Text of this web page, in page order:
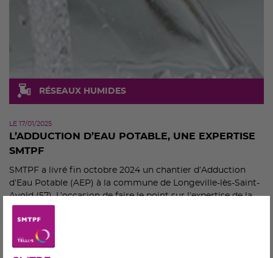
RÉSEAUX HUMIDES
LE 17/01/2025
L’ADDUCTION D’EAU POTABLE, UNE EXPERTISE
SMTPF
SMTPF a livré fin octobre 2024 un chantier d’Adduction
d’Eau Potable (AEP) à la commune de Longeville-lès-Saint-
Avold (57). L’occasion de faire le point sur l’expertise de la
PME basée en Moselle, spécialiste des infrastructures
réseaux secs/humides et de l’aménagement urbain…
durable !